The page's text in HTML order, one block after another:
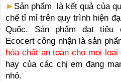
► Sản phẩm là kết quả của
chế tỉ mỉ trên quy trình hiện
Quốc. Sản phẩm đạt tiêu
Ecocert công nhận là sản
hóa chất an toàn cho mọi loại
hay của các chị em đang
nhỏ.